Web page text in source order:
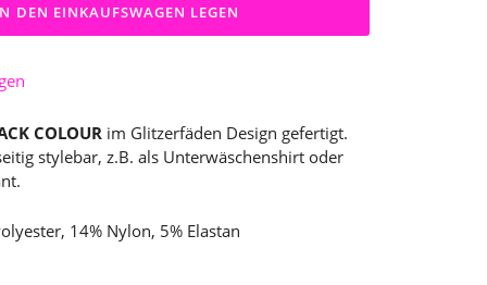
DEN EINKAUFSWAGEN LEGEN
COLOUR im Glitzerfäden Design gefertigt.
stylebar, z.B. als Unterwäschenshirt oder
14% Nylon, 5% Elastan